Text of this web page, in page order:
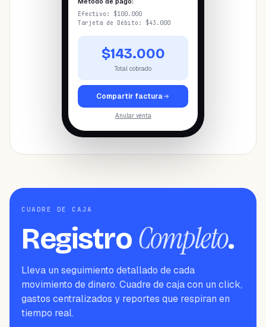
Efectivo: $100.000
Tarjeta de Débito: $43.000
$143.000
Total cobrado
Compartir factura
Anular venta
CUADRE DE CAJA
Registro Completo.
Lleva un seguimiento detallado de cada
movimiento de dinero. Cuadre de caja con un click,
gastos centralizados y reportes que respiran en
tiempo real.